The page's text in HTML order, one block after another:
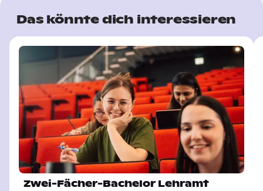
Das könnte dich interessieren
Zwei-Fächer-Bachelor Lehramt